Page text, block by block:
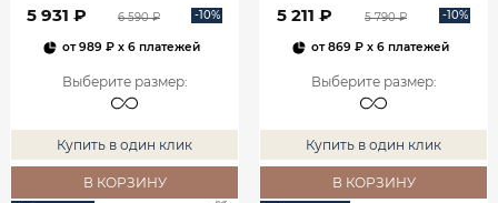
5 931 ₽ 6 590 ₽ -10%
от989 ₽ x 6 платежей
Выберите размер:
Купить в один клик
В КОРЗИНУ
5 211 ₽ 5 790 ₽ -10%
от869 ₽ x 6 платежей
Выберите размер:
Купить в один клик
В КОРЗИНУ